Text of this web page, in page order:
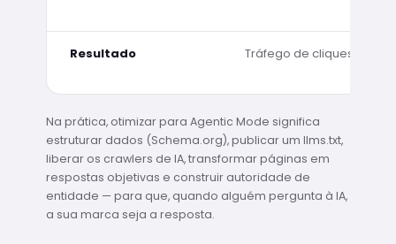
Resultado Tráfego de cliques
Na prática, otimizar para Agentic Mode significa
estruturar dados (Schema.org), publicar um llms.txt,
liberar os crawlers de IA, transformar páginas em
respostas objetivas e construir autoridade de
entidade — para que, quando alguém pergunta à IA,
a sua marca seja a resposta.